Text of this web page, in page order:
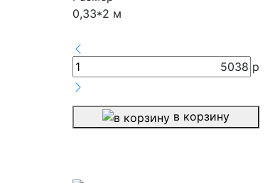
0,33*2 м
5038 р
в корзину